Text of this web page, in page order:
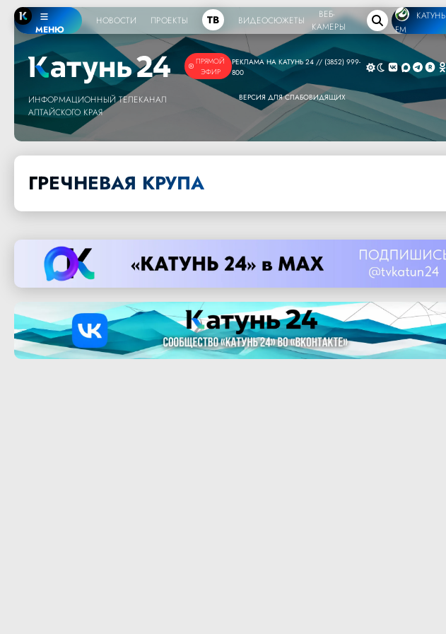
МЕНЮ
НОВОСТИ ПРОЕКТЫ ТВ ВИДЕОСЮЖЕТЫ
ВЕБ-
КАМЕРЫ
КАТУНЬ
FM
ПРЯМОЙ
ЭФИР
ИНФОРМАЦИОННЫЙ ТЕЛЕКАНАЛ
АЛТАЙСКОГО КРАЯ
РЕКЛАМА НА КАТУНЬ 24 // (3852) 999-
800
ВЕРСИЯ ДЛЯ СЛАБОВИДЯЩИХ
ГРЕЧНЕВАЯ КРУПА